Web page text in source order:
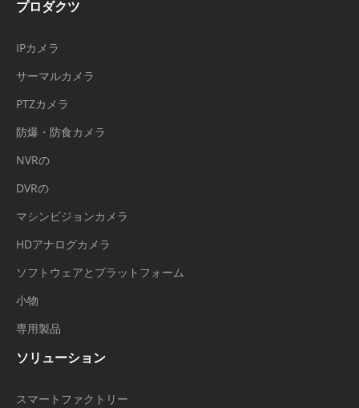
プロダクツ
IPカメラ
サーマルカメラ
PTZカメラ
防爆・防食カメラ
NVRの
DVRの
マシンビジョンカメラ
HDアナログカメラ
ソフトウェアとプラットフォーム
小物
専用製品
ソリューション
スマートファクトリー